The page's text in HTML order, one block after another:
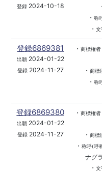
登録2024-10-18
・
・ 称
・ 文
登録6869381
出願2024-01-22
登録2024-11-27
・ 商標権者
・ 商標
・ 称
登録6869380
出願2024-01-22
登録2024-11-27
・ 商標権者
・ 商標
・ 称呼(呼
ナグ
・ 文